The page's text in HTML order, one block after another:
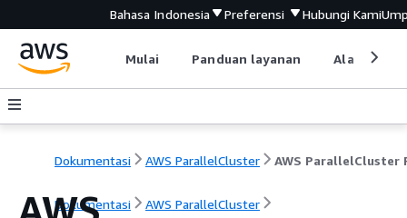
Bahasa Indonesia Preferensi Hubungi Kami
Mulai Panduan layanan Alat
Dokumentasi AWS ParallelCluster
Dokumentasi
AWS ParallelCluster
AWS